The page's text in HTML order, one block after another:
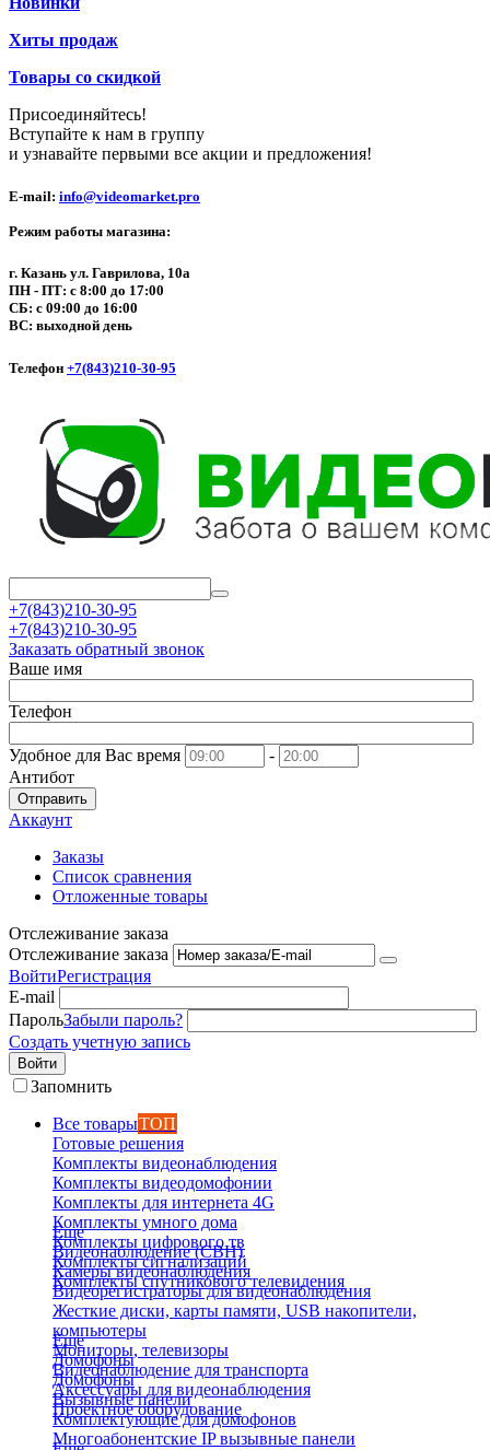
Хиты продаж
Товары со скидкой
Присоединяйтесь!
Вступайте к нам в группу
и узнавайте первыми все акции и предложения!
E-mail: info@videomarket.pro
Режим работы магазина:
г. Казань ул. Гаврилова, 10а
ПН - ПТ: с 8:00 до 17:00
СБ: с 09:00 до 16:00
ВС: выходной день
Телефон +7(843)210-30-95
+7(843)210-30-95
+7(843)210-30-95
Заказать обратный звонок
Ваше имя
Телефон
Удобное для Вас время
-
Антибот
Отправить
Аккаунт
Заказы
Список сравнения
Отложенные товары
Отслеживание заказа
Отслеживание заказа
ВойтиРегистрация
E-mail
ПарольЗабыли пароль?
Создать учетную запись
Войти
Запомнить
Все товарыТОП
Готовые решения
Комплекты видеонаблюдения
Комплекты видеодомофонии
Комплекты для интернета 4G
Комплекты умного дома
Комплекты цифрового тв
Комплекты сигнализаций
Комплекты спутникового телевидения
Еще
Видеонаблюдение (СВН)
Камеры видеонаблюдения
Видеорегистраторы для видеонаблюдения
Жесткие диски, карты памяти, USB накопители,
компьютеры
Мониторы, телевизоры
Видеонаблюдение для транспорта
Аксессуары для видеонаблюдения
Проектное оборудование
Еще
Домофоны
Домофоны
Вызывные панели
Комплектующие для домофонов
Многоабонентские IP вызывные панели